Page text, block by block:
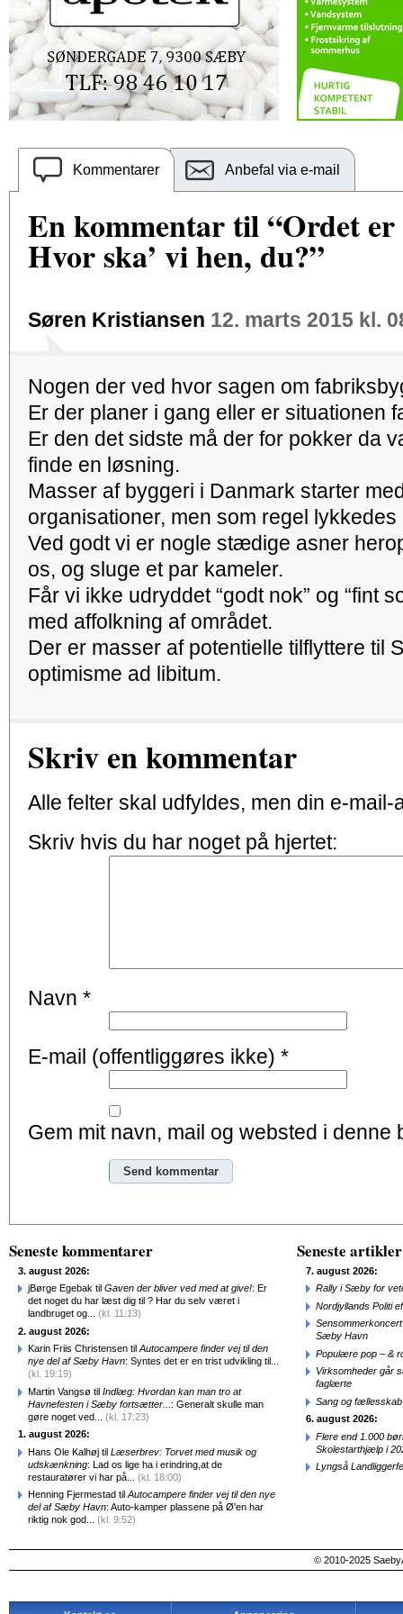
Kommentarer Anbefal via e-mail
En kommentar til “Ordet
Hvor ska’ vi hen, du?”
Søren Kristiansen 12. marts 2015 kl.
Nogen der ved hvor sagen om
Er der planer i gang eller er situationen
Er den det sidste må der for pokker da
finde en løsning.
Masser af byggeri i Danmark starter
organisationer, men som regel
Ved godt vi er nogle stædige asner
os, og sluge et par kameler.
Får vi ikke udryddet “godt nok” og “fint
med affolkning af området.
Der er masser af potentielle tilflyttere til
optimisme ad libitum.
Skriv en kommentar
Alle felter skal udfyldes, men din e-
Skriv hvis du har noget på hjertet:
Navn *
E-mail (offentliggøres ikke) *
Gem mit navn, mail og websted i
Seneste kommentarer
3. august 2026:
jBørge Egebak til Gaven der bliver ved med at give!: Er
det noget du har læst dig til ? Har du selv været i
landbruget og... (kl. 11:13)
2. august 2026:
Karin Friis Christensen til Autocampere finder vej til den
nye del af Sæby Havn: Syntes det er en trist udvikling til...
(kl. 19:19)
Martin Vangsø til Indlæg: Hvordan kan man tro at
Havnefesten i Sæby fortsætter... : Generalt skulle man
gøre noget ved... (kl. 17:23)
1. august 2026:
Hans Ole Kalhøj til Læserbrev: Torvet med musik og
udskænkning: Lad os lige ha i erindring,at de
restauratører vi har på... (kl. 18:00)
Henning Fjermestad til Autocampere finder vej til den nye
del af Sæby Havn: Auto-kamper plassene på Ø'en har
riktig nok god... (kl. 9:52)
Seneste artikler
7. august 2026:
Rally i Sæby for
Nordjyllands Politi
Sæby Havn
Populære pop – &
Virksomheder går
faglærte
Sang og
6. august 2026:
Flere end 1.000
Skolestarthjælp i
Lyngså
© 2010-2025